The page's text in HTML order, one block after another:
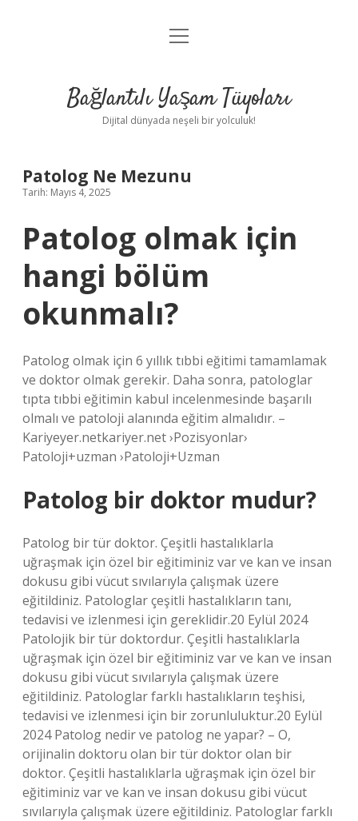
Anasayfa
Yasal Uyarı
menüyü
Bağlantılı Yaşam Tüyoları
Dijital dünyada neşeli bir yolculuk!
Patolog Ne Mezunu
Tarih: Mayıs 4, 2025
Patolog olmak için
hangi bölüm
okunmalı?
Patolog olmak için 6 yıllık tıbbi eğitimi tamamlamak
ve doktor olmak gerekir. Daha sonra, patologlar
tıpta tıbbi eğitimin kabul incelenmesinde başarılı
olmalı ve patoloji alanında eğitim almalıdır. –
Kariyeyer.netkariyer.net ›Pozisyonlar›
Patoloji+uzman ›Patoloji+Uzman
Patolog bir doktor mudur?
Patolog bir tür doktor. Çeşitli hastalıklarla
uğraşmak için özel bir eğitiminiz var ve kan ve insan
dokusu gibi vücut sıvılarıyla çalışmak üzere
eğitildiniz. Patologlar çeşitli hastalıkların tanı,
tedavisi ve izlenmesi için gereklidir.20 Eylül 2024
Patolojik bir tür doktordur. Çeşitli hastalıklarla
uğraşmak için özel bir eğitiminiz var ve kan ve insan
dokusu gibi vücut sıvılarıyla çalışmak üzere
eğitildiniz. Patologlar farklı hastalıkların teşhisi,
tedavisi ve izlenmesi için bir zorunluluktur.20 Eylül
2024 Patolog nedir ve patolog ne yapar? – O,
orijinalin doktoru olan bir tür doktor olan bir
doktor. Çeşitli hastalıklarla uğraşmak için özel bir
eğitiminiz var ve kan ve insan dokusu gibi vücut
sıvılarıyla çalışmak üzere eğitildiniz. Patologlar farklı